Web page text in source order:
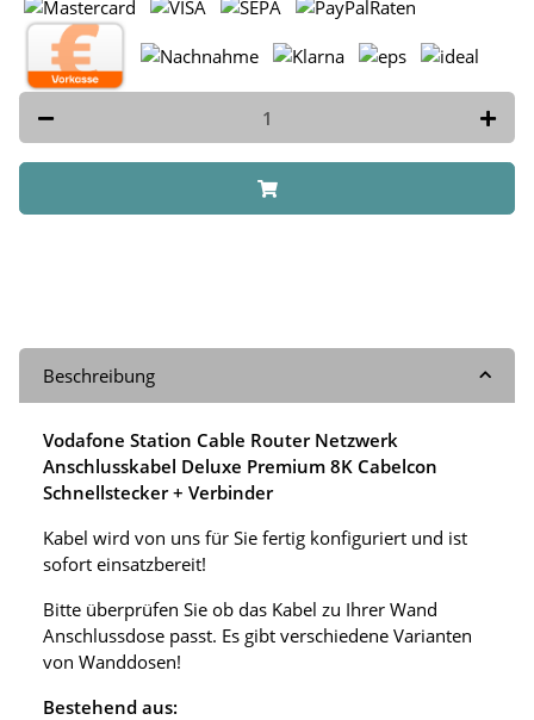
Beschreibung
Vodafone Station Cable Router Netzwerk
Anschlusskabel Deluxe Premium 8K Cabelcon
Schnellstecker + Verbinder
Kabel wird von uns für Sie fertig konfiguriert und ist
sofort einsatzbereit!
Bitte überprüfen Sie ob das Kabel zu Ihrer Wand
Anschlussdose passt. Es gibt verschiedene Varianten
von Wanddosen!
Bestehend aus: